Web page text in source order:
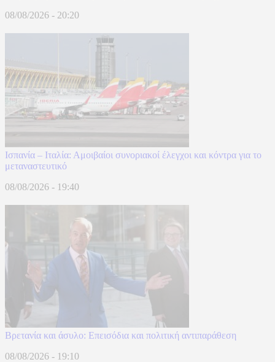
08/08/2026 - 20:20
Ισπανία – Ιταλία: Αμοιβαίοι συνοριακοί έλεγχοι και κόντρα για το
μεταναστευτικό
08/08/2026 - 19:40
Βρετανία και άσυλο: Επεισόδια και πολιτική αντιπαράθεση
08/08/2026 - 19:10